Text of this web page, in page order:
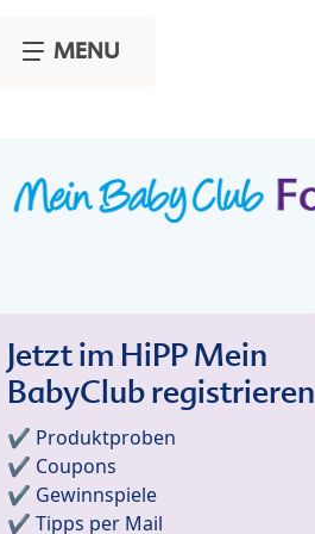
MENU
Jetzt im HiPP Mein
BabyClub registrieren
✔️ Produktproben
✔️ Coupons
✔️ Gewinnspiele
✔️ Tipps per Mail